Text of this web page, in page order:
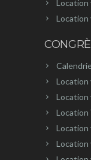
Location
Location
Location
Location
Location
Location
Location